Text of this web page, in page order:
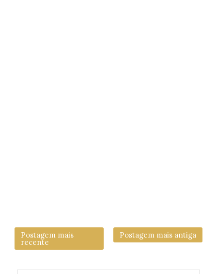
Postagem mais
recente
Postagem mais antiga